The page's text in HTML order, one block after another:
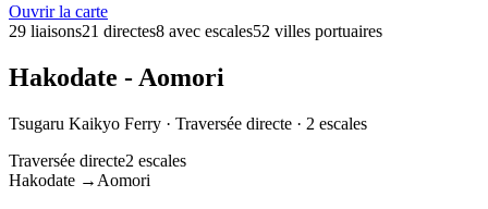
Ouvrir la carte
29 liaisons21 directes8 avec escales52 villes portuaires
Hakodate - Aomori
Tsugaru Kaikyo Ferry · Traversée directe · 2 escales
Traversée directe2 escales
Hakodate → Aomori